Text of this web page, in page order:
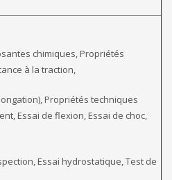
chimiques, Propriétés
à la traction,
Propriétés techniques
Essai de flexion, Essai de choc,
Essai hydrostatique, Test de